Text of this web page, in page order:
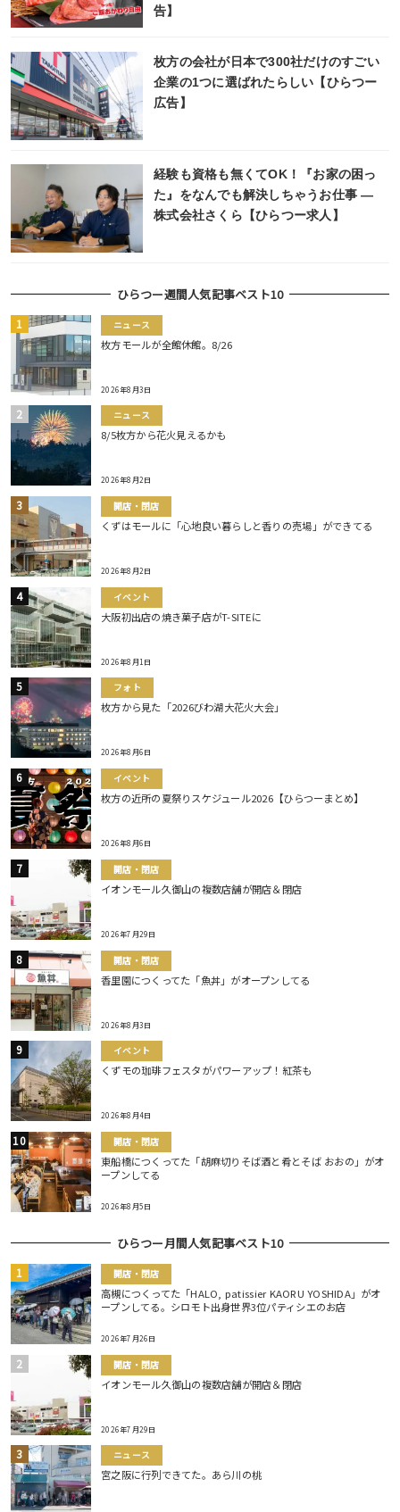
告】
枚方の会社が日本で300社だけのすごい
企業の1つに選ばれたらしい【ひらつー
広告】
経験も資格も無くてOK！『お家の困っ
た』をなんでも解決しちゃうお仕事 ―
株式会社さくら【ひらつー求人】
ひらつー週間人気記事ベスト10
ニュース
枚方モールが全館休館。8/26
2026年8月3日
ニュース
8/5枚方から花火見えるかも
2026年8月2日
開店・閉店
くずはモールに「心地良い暮らしと香りの売場」ができてる
2026年8月2日
イベント
大阪初出店の焼き菓子店がT-SITEに
2026年8月1日
フォト
枚方から見た「2026びわ湖大花火大会」
2026年8月6日
イベント
枚方の近所の夏祭りスケジュール2026【ひらつーまとめ】
2026年8月6日
開店・閉店
イオンモール久御山の複数店舗が開店＆閉店
2026年7月29日
開店・閉店
香里園につくってた「魚丼」がオープンしてる
2026年8月3日
イベント
くずモの珈琲フェスタがパワーアップ！紅茶も
2026年8月4日
開店・閉店
東船橋につくってた「胡麻切りそば酒と肴とそば おおの」がオ
ープンしてる
2026年8月5日
ひらつー月間人気記事ベスト10
開店・閉店
高槻につくってた「HALO, patissier KAORU YOSHIDA」がオ
ープンしてる。シロモト出身世界3位パティシエのお店
2026年7月26日
開店・閉店
イオンモール久御山の複数店舗が開店＆閉店
2026年7月29日
ニュース
宮之阪に行列できてた。あら川の桃